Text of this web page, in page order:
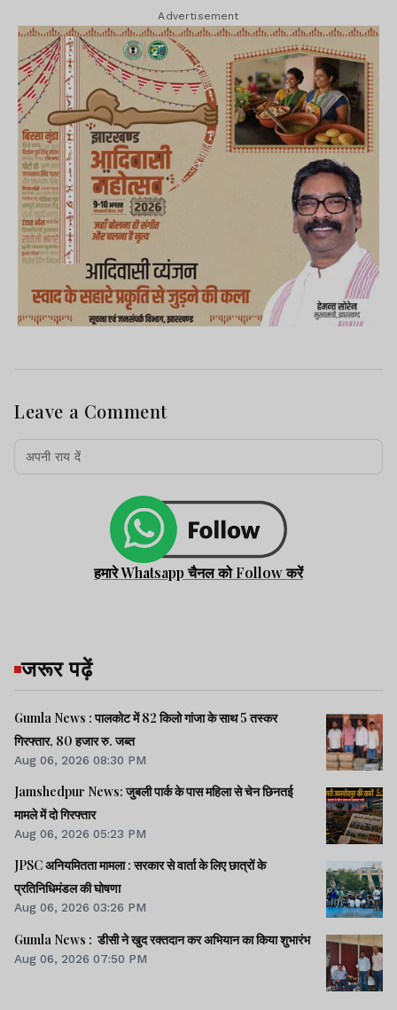
Advertisement
Leave a Comment
हमारे Whatsapp चैनल को Follow करें
जरूर पढ़ें
Gumla News : पालकोट में 82 किलो गांजा के साथ 5 तस्कर
गिरफ्तार, 80 हजार रु. जब्त
Aug 06, 2026 08:30 PM
Jamshedpur News: जुबली पार्क के पास महिला से चेन छिनतई
मामले में दो गिरफ्तार
Aug 06, 2026 05:23 PM
JPSC अनियमितता मामला : सरकार से वार्ता के लिए छात्रों के
प्रतिनिधिमंडल की घोषणा
Aug 06, 2026 03:26 PM
Gumla News : डीसी ने खुद रक्तदान कर अभियान का किया शुभारंभ
Aug 06, 2026 07:50 PM